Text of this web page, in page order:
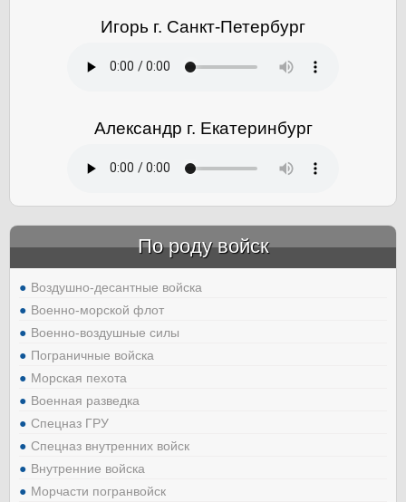
Игорь г. Санкт-Петербург
Александр г. Екатеринбург
По роду войск
Воздушно-десантные войска
Военно-морской флот
Военно-воздушные силы
Пограничные войска
Морская пехота
Военная разведка
Спецназ ГРУ
Спецназ внутренних войск
Внутренние войска
Морчасти погранвойск